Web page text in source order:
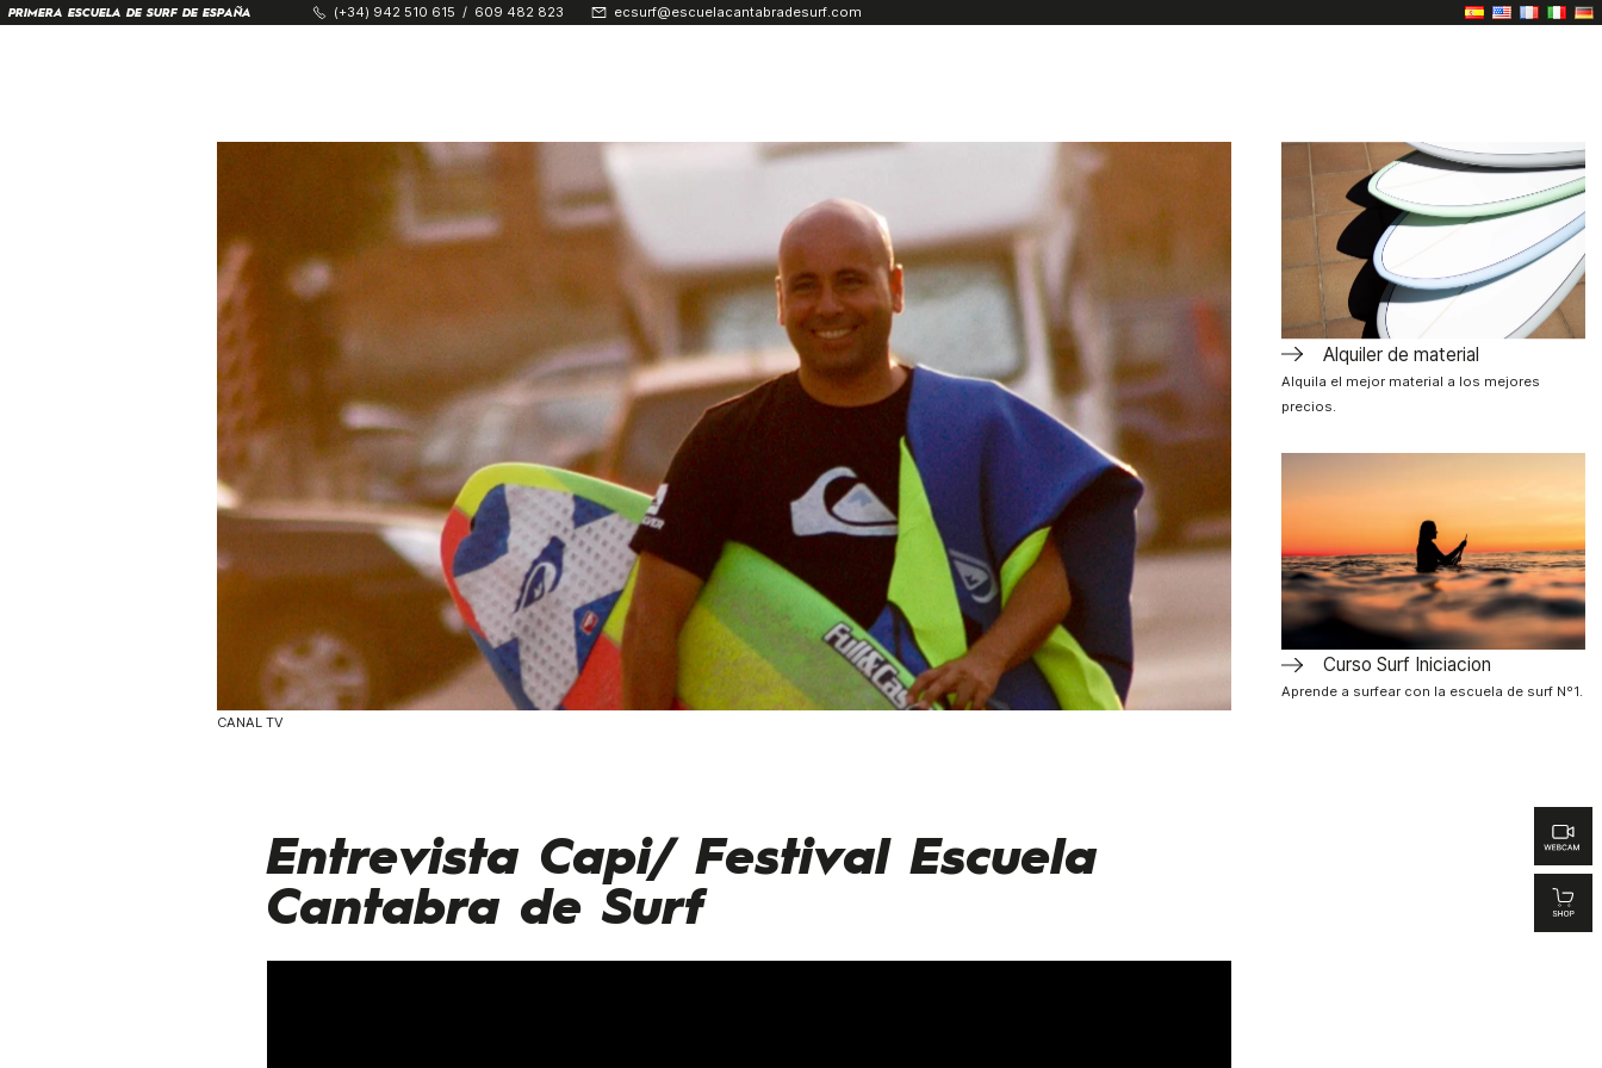
PRIMERA ESCUELA DE SURF DE ESPAÑA (+34) 942 510 615 / 609 482 823 ecsurf@escuelacantabradesurf.com
CANAL TV
Entrevista Capi/ Festival Escuela
Cantabra de Surf
Alquiler de material
Alquila el mejor material a los mejores
precios.
Curso Surf Iniciacion
Aprende a surfear con la escuela de surf Nº1.